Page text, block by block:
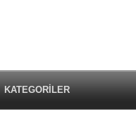
KATEGORİLER